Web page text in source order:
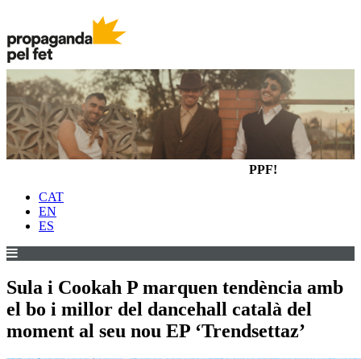
PPF!
CAT
EN
ES
Sula i Cookah P marquen tendència amb
el bo i millor del dancehall català del
moment al seu nou EP ‘Trendsettaz’